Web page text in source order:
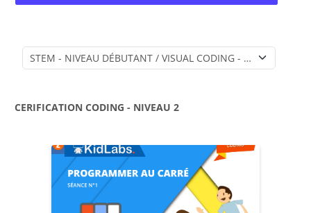
Catégories de cours
CERIFICATION CODING - NIVEAU 2